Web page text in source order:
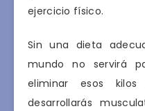
ejercicio físico.
Sin una dieta
mundo no servirá
eliminar esos
desarrollarás